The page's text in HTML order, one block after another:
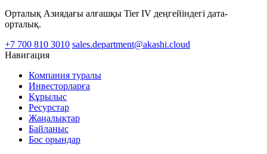
Орталық Азиядағы алғашқы Tier IV деңгейіндегі дата-
орталық.
+7 700 810 3010 sales.department@akashi.cloud
Навигация
Компания туралы
Инвесторларға
Құрылыс
Ресурстар
Жаңалықтар
Байланыс
Бос орындар